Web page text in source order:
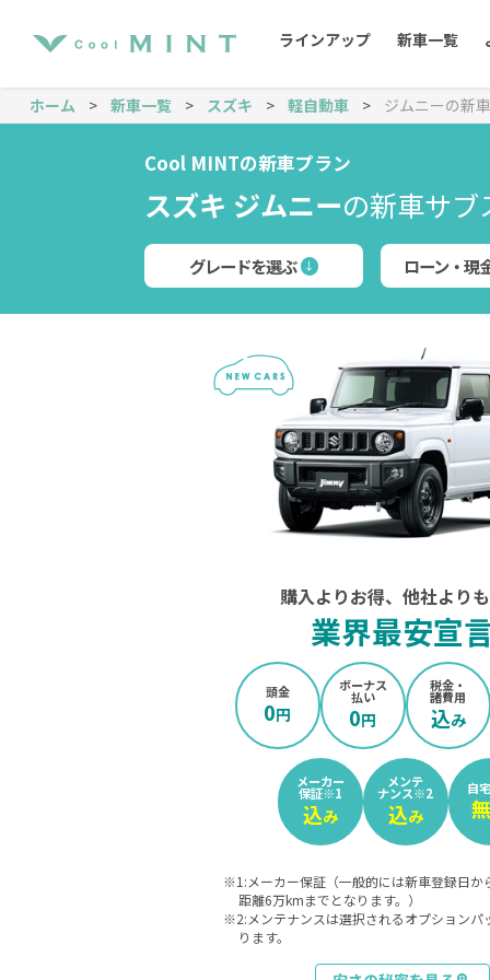
ラインアップ 新車一覧
タフト
ヴェゼル
新型ソリオバンディット
軽自動車 SUV
ホーム 新車一覧 スズキ 軽自動車 ジムニーの新
Cool MINTの新車プラン
スズキ ジムニーの新車サブ
グレードを選ぶ ローン・現
購入よりお得、他社より
業界最安宣
頭金
0円
ボーナス
払い
0円
税金・
諸費用
込み
メーカー
保証※1
込み
メンテ
ナンス※2
込み
自
※1:メーカー保証（一般的には新車登録日か
距離6万kmまでとなります。）
※2:メンテナンスは選択されるオプションパ
ります。